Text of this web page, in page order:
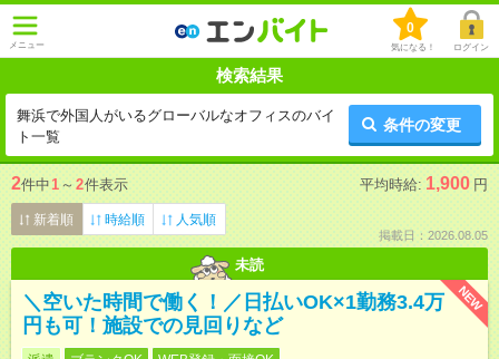
メニュー
0
気になる！ ログイン
検索結果
舞浜で外国人がいるグローバルなオフィスのバイ
ト一覧
条件の変更
2件中1 ～ 2件表示 平均時給: 1,900 円
新着順 時給順 人気順
掲載日：2026.08.05
未読
NEW
＼空いた時間で働く！／日払いOK×1勤務3.4万
円も可！施設での見回りなど